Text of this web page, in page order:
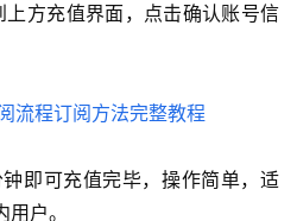
方充值界面，点击确认账号信
即可充值完毕，操作简单，适
户。